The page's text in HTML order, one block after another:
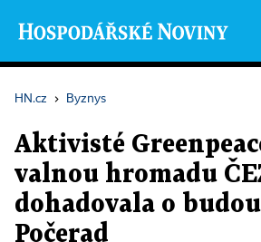
HN.cz › Byznys
Aktivisté
valnou hromadu
dohadovala o
Počerad